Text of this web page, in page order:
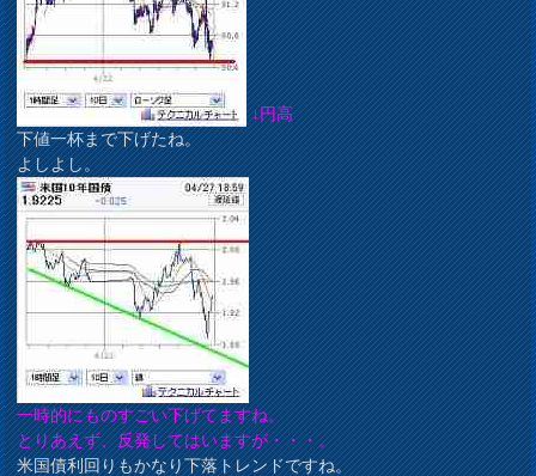
↓円高
下値一杯まで下げたね。
よしよし。
一時的にものすごい下げてますね。
とりあえず、反発してはいますが・・・。
米国債利回りもかなり下落トレンドですね。